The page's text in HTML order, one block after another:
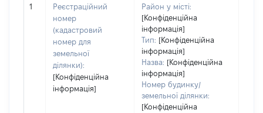
1
Реєстраційний
номер
(кадастровий
номер для
земельної
ділянки):
[Конфіденційна
інформація]
Район у місті:
[Конфіденційна
інформація]
Тип: [Конфіденційна
інформація]
Назва: [Конфіденційна
інформація]
Номер будинку/
земельної ділянки:
[Конфіденційна